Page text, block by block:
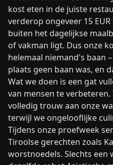
kost eten in de juiste
verderop ongeveer 15
buiten het dagelijkse
of vakman ligt. Dus onze
helemaal niemand's baan
plaats geen baan was, en
Wat we doen is een gat
van mensen te
volledig trouw aan onze
terwijl we ongelooflijke
Tijdens onze proefweek
Tiroolse gerechten zoals
worstnoedels. Slechts een